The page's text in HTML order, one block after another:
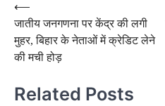
Post
navigation
⟵
जातीय जनगणना पर केंद्र की लगी
मुहर, बिहार के नेताओं में क्रेडिट लेने
की मची होड़
Related Posts